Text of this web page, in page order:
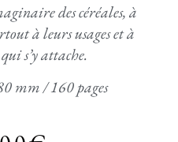
des céréales, à
à leurs usages et à
s’y attache.
mm / 160 pages